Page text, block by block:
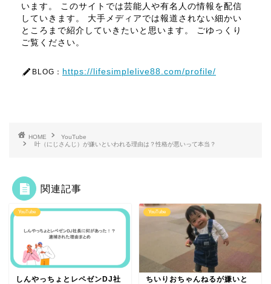
います。 このサイトでは芸能人や有名人の情報を配信
していきます。 大手メディアでは報道されない細かい
ところまで紹介していきたいと思います。 ごゆっくり
ご覧ください。
BLOG： https://lifesimplelive88.com/profile/
HOME
YouTube
叶（にじさんじ）が嫌いといわれる理由は？性格が悪いって本当？
関連記事
YouTube
しんやっちょとレペゼンDJ社
YouTube
ちいりおちゃんねるが嫌いと